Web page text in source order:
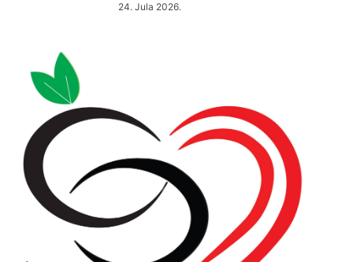
24. Jula 2026.